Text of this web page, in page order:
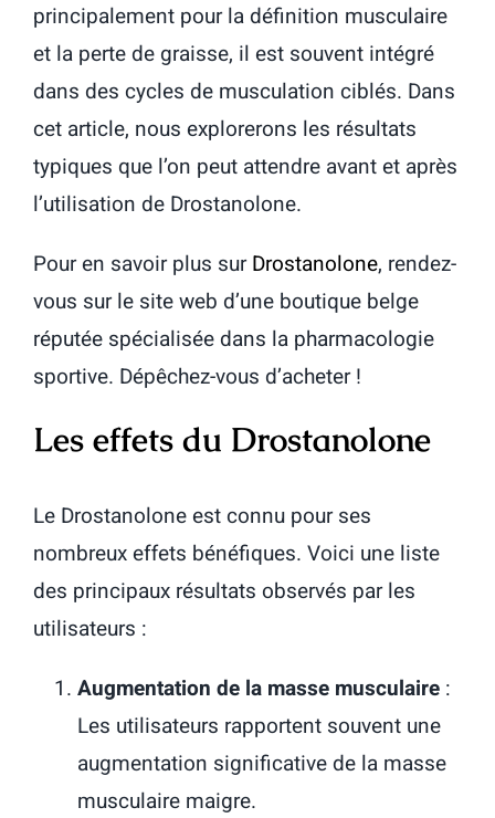
principalement pour la définition musculaire
et la perte de graisse, il est souvent intégré
dans des cycles de musculation ciblés. Dans
cet article, nous explorerons les résultats
typiques que l’on peut attendre avant et après
l’utilisation de Drostanolone.
Pour en savoir plus surDrostanolone, rendez-
vous sur le site web d’une boutique belge
réputée spécialisée dans la pharmacologie
sportive. Dépêchez-vous d’acheter !
Les effets du Drostanolone
Le Drostanolone est connu pour ses
nombreux effets bénéfiques. Voici une liste
des principaux résultats observés par les
utilisateurs :
Augmentation de la masse musculaire :
Les utilisateurs rapportent souvent une
augmentation significative de la masse
musculaire maigre.